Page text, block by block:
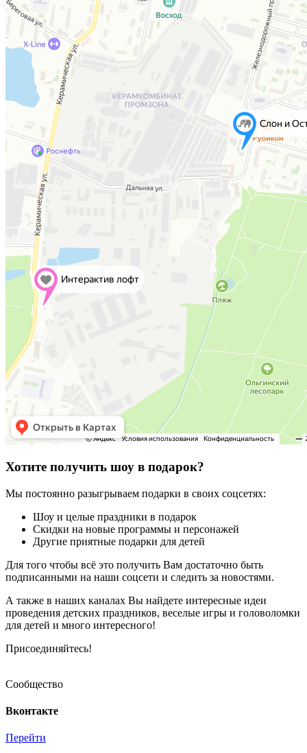
Хотите получить шоу в подарок?
Мы постоянно разыгрываем подарки в своих соцсетях:
Шоу и целые праздники в подарок
Скидки на новые программы и персонажей
Другие приятные подарки для детей
Для того чтобы всё это получить Вам достаточно быть
подписанными на наши соцсети и следить за новостями.
А также в наших каналах Вы найдете интересные идеи
проведения детских праздников, веселые игры и головоломки
для детей и много интересного!
Присоединяйтесь!
Сообщество
Вконтакте
Перейти